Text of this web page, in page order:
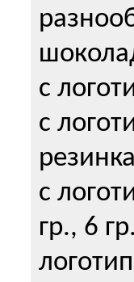
с
с
с
гр., 6